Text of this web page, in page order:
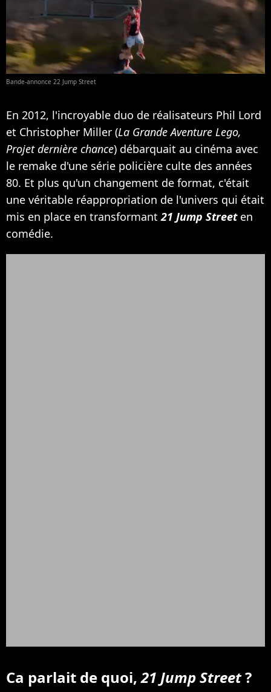
Bande-annonce 22 Jump Street
En 2012, l'incroyable duo de réalisateurs Phil Lord
et Christopher Miller (La Grande Aventure Lego,
Projet dernière chance) débarquait au cinéma avec
le remake d'une série policière culte des années
80. Et plus qu'un changement de format, c'était
une véritable réappropriation de l'univers qui était
mis en place en transformant21 Jump Streeten
comédie.
Ca parlait de quoi,21 Jump Street?